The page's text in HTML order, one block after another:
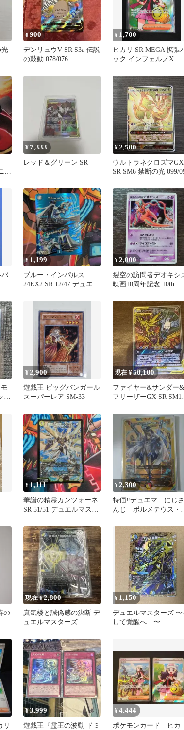
光
¥900
デンリュウV SR S3a 伝説
の鼓動 078/076
¥ 1,700
ヒカリ SR MEGA 拡張
ック インフェルノX
¥7,333
レッド＆グリーン SR
¥2,500
ウルトラネクロズマGX
SR SM6 禁断の光 099/
バ
¥ 1,199
ブルー・インパルス
24EX2 SR 12/47 デュエル
¥2,000
裂空の訪問者デオキシ
映画10周年記念 10th
¥ 2,900
遊戯王 ビッグバンガール
スーパーレア SM-33
現在 ¥50,100
ファイヤー&サンダー&
フリーザーGX SR
¥1,111
華譜の精霊カンツォーネ
SR 51/51 デュエルマスタ
¥2,300
特価‼️デュエマ にじさ
んじ ボルメテウス・レ
ークレット
の
現在 ¥2,800
真気楼と誠偽感の決断 デ
ュエルマスターズ
¥ 1,150
デュエルマスターズ 〜
して覚醒へ…〜
リ
¥3,999
遊戯王『霊王の波動 ドミ
¥4,444
ポケモンカード ヒカ